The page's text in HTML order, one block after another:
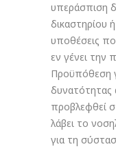
υπεράσπιση
δικαστηρίου
υποθέσεις
εν γένει την
Προϋπόθεση
δυνατότητας
προβλεφθεί
λάβει το
για τη